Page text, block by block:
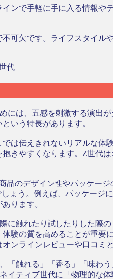
ンで手軽に手に入る情報や
可欠です。ライフスタイル
は、五感を刺激する演出
いう特長があります。
は伝えきれないリアルな体
きやすくなります。Z世代
のデザイン性やパッケー
ょう。例えば、パッケージ
ります。
触れたり試したりした際
験の質を高めることが重要
ンラインレビューや口コミ
触れる」「香る」「味わ
ティブ世代に「物理的な